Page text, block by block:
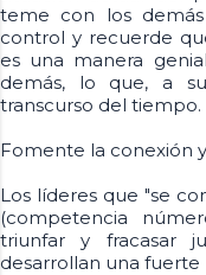
teme con los
control y recuerde
es una manera
demás, lo que, a
transcurso del tiempo.
Fomente la conexión
Los líderes que "se
(competencia
triunfar y fracasar
desarrollan una fuerte